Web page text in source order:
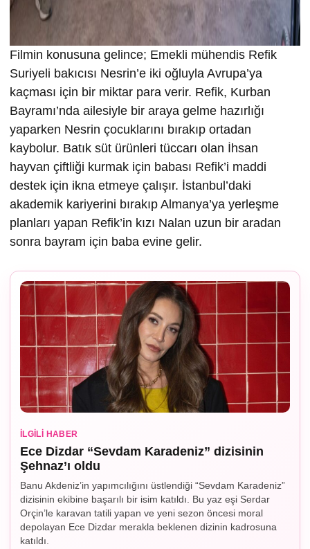
Filmin konusuna gelince; Emekli mühendis Refik
Suriyeli bakıcısı Nesrin’e iki oğluyla Avrupa’ya
kaçması için bir miktar para verir. Refik, Kurban
Bayramı’nda ailesiyle bir araya gelme hazırlığı
yaparken Nesrin çocuklarını bırakıp ortadan
kaybolur. Batık süt ürünleri tüccarı olan İhsan
hayvan çiftliği kurmak için babası Refik’i maddi
destek için ikna etmeye çalışır. İstanbul’daki
akademik kariyerini bırakıp Almanya’ya yerleşme
planları yapan Refik’in kızı Nalan uzun bir aradan
sonra bayram için baba evine gelir.
İLGILI HABER
Ece Dizdar “Sevdam Karadeniz” dizisinin
Şehnaz’ı oldu
Banu Akdeniz’in yapımcılığını üstlendiği “Sevdam Karadeniz”
dizisinin ekibine başarılı bir isim katıldı. Bu yaz eşi Serdar
Orçin’le karavan tatili yapan ve yeni sezon öncesi moral
depolayan Ece Dizdar merakla beklenen dizinin kadrosuna
katıldı.